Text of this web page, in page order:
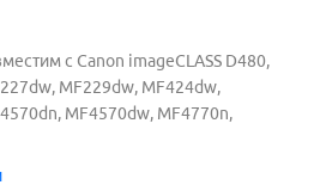
с Canon imageCLASS D480,
MF229dw, MF424dw,
MF4570dw, MF4770n,